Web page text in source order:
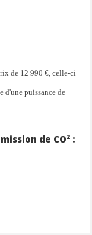
de 12 990 €, celle-ci
d'une puissance de
de CO² :